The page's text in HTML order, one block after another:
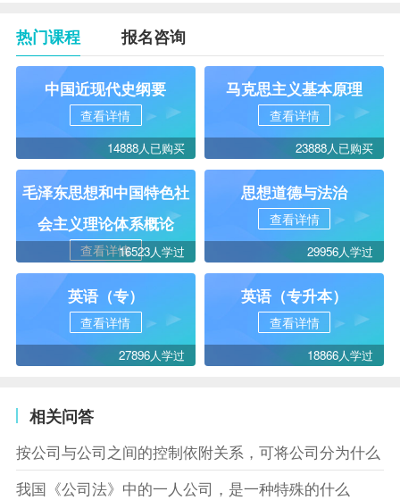
热门课程 报名咨询
中国近现代史纲要
查看详情
14888人已购买
马克思主义基本原理
查看详情
23888人已购买
毛泽东思想和中国特色社
会主义理论体系概论
查看详情16523人学过
思想道德与法治
查看详情
29956人学过
英语（专）
查看详情
27896人学过
英语（专升本）
查看详情
18866人学过
相关问答
按公司与公司之间的控制依附关系，可将公司分为什么
我国《公司法》中的一人公司，是一种特殊的什么